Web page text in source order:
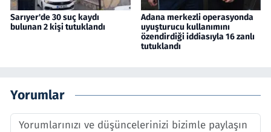
Sarıyer'de 30 suç kaydı
bulunan 2 kişi tutuklandı
Adana merkezli operasyonda
uyuşturucu kullanımını
özendirdiği iddiasıyla 16 zanlı
tutuklandı
Yorumlar